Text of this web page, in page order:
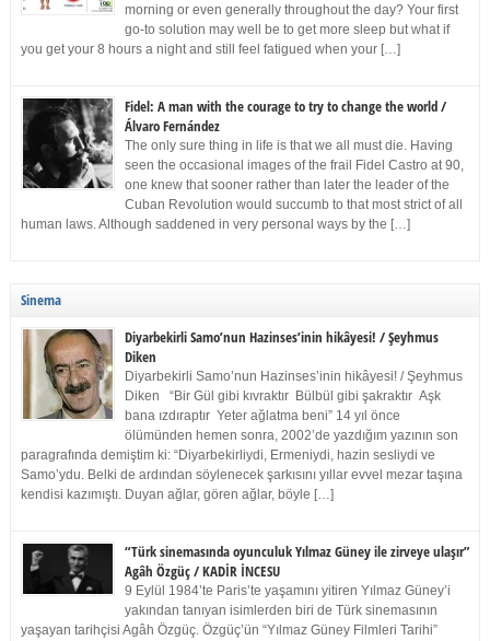
morning or even generally throughout the day? Your first
go-to solution may well be to get more sleep but what if
you get your 8 hours a night and still feel fatigued when your […]
Fidel: A man with the courage to try to change the world /
Álvaro Fernández
The only sure thing in life is that we all must die. Having
seen the occasional images of the frail Fidel Castro at 90,
one knew that sooner rather than later the leader of the
Cuban Revolution would succumb to that most strict of all
human laws. Although saddened in very personal ways by the […]
Sinema
Diyarbekirli Samo’nun Hazinses’inin hikâyesi! / Şeyhmus
Diken
Diyarbekirli Samo’nun Hazinses’inin hikâyesi! / Şeyhmus
Diken “Bir Gül gibi kıvraktır Bülbül gibi şakraktır Aşk
bana ızdıraptır Yeter ağlatma beni” 14 yıl önce
ölümünden hemen sonra, 2002’de yazdığım yazının son
paragrafında demiştim ki: “Diyarbekirliydi, Ermeniydi, hazin sesliydi ve
Samo’ydu. Belki de ardından söylenecek şarkısını yıllar evvel mezar taşına
kendisi kazımıştı. Duyan ağlar, gören ağlar, böyle […]
“Türk sinemasında oyunculuk Yılmaz Güney ile zirveye ulaşır”
Agâh Özgüç / KADİR İNCESU
9 Eylül 1984’te Paris’te yaşamını yitiren Yılmaz Güney’i
yakından tanıyan isimlerden biri de Türk sinemasının
yaşayan tarihçisi Agâh Özgüç. Özgüç’ün “Yılmaz Güney Filmleri Tarihi”